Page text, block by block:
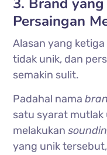
Persaingan
Alasan yang
tidak unik, dan
semakin sulit.
Padahal nama
satu syarat mutlak
melakukan
yang unik